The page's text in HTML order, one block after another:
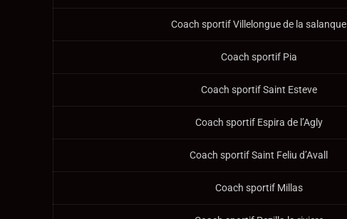
Coach sportif Villelongue de la salanque
Coach sportif Pia
Coach sportif Saint Esteve
Coach sportif Espira de l’Agly
Coach sportif Saint Feliu d’Avall
Coach sportif Millas